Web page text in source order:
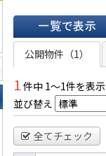
一覧で表示
公開物件（1）
1 件中 1～1件を表示
並び替え
全てチェック